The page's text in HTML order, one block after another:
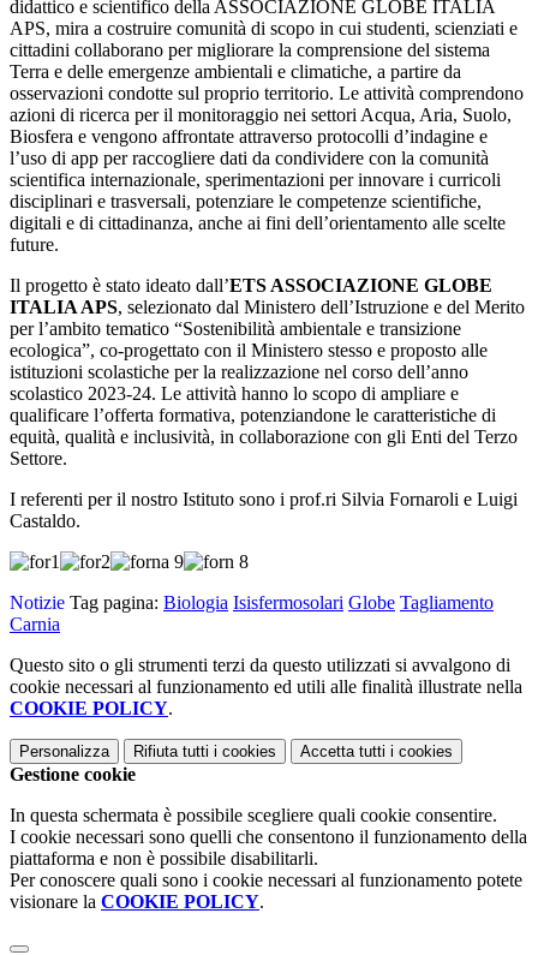
didattico e scientifico della ASSOCIAZIONE GLOBE ITALIA
APS, mira a costruire comunità di scopo in cui studenti, scienziati e
cittadini collaborano per migliorare la comprensione del sistema
Terra e delle emergenze ambientali e climatiche, a partire da
osservazioni condotte sul proprio territorio. Le attività comprendono
azioni di ricerca per il monitoraggio nei settori Acqua, Aria, Suolo,
Biosfera e vengono affrontate attraverso protocolli d’indagine e
l’uso di app per raccogliere dati da condividere con la comunità
scientifica internazionale, sperimentazioni per innovare i curricoli
disciplinari e trasversali, potenziare le competenze scientifiche,
digitali e di cittadinanza, anche ai fini dell’orientamento alle scelte
future.
Il progetto è stato ideato dall’ETS ASSOCIAZIONE GLOBE
ITALIA APS, selezionato dal Ministero dell’Istruzione e del Merito
per l’ambito tematico “Sostenibilità ambientale e transizione
ecologica”, co-progettato con il Ministero stesso e proposto alle
istituzioni scolastiche per la realizzazione nel corso dell’anno
scolastico 2023-24. Le attività hanno lo scopo di ampliare e
qualificare l’offerta formativa, potenziandone le caratteristiche di
equità, qualità e inclusività, in collaborazione con gli Enti del Terzo
Settore.
I referenti per il nostro Istituto sono i prof.ri Silvia Fornaroli e Luigi
Castaldo.
Notizie Tag pagina: Biologia Isisfermosolari Globe Tagliamento
Carnia
Questo sito o gli strumenti terzi da questo utilizzati si avvalgono di
cookie necessari al funzionamento ed utili alle finalità illustrate nella
COOKIE POLICY.
Personalizza Rifiuta tutti i cookies Accetta tutti i cookies
Gestione cookie
In questa schermata è possibile scegliere quali cookie consentire.
I cookie necessari sono quelli che consentono il funzionamento della
piattaforma e non è possibile disabilitarli.
Per conoscere quali sono i cookie necessari al funzionamento potete
visionare la COOKIE POLICY.